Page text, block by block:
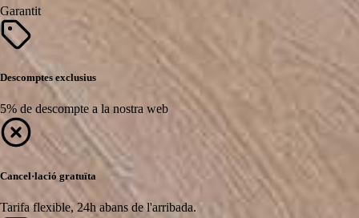
Garantit
Descomptes exclusius
5% de descompte a la nostra web
Cancel·lació gratuïta
Tarifa flexible, 24h abans de l'arribada.